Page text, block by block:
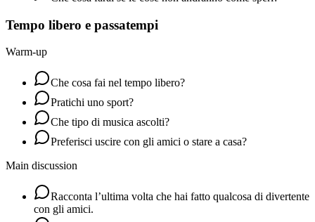
Tempo libero e passatempi
Warm-up
Che cosa fai nel tempo libero?
Pratichi uno sport?
Che tipo di musica ascolti?
Preferisci uscire con gli amici o stare a casa?
Main discussion
Racconta l’ultima volta che hai fatto qualcosa di divertente
con gli amici.